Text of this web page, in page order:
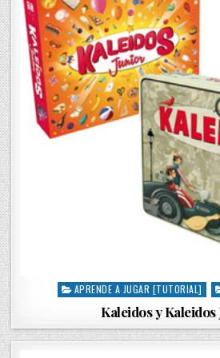
P
t
APRENDE A JUGAR [TUTORIAL]
Kaleidos y Kaleidos